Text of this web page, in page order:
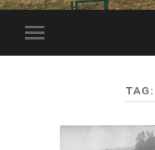
Toggle
mobile
TAG: